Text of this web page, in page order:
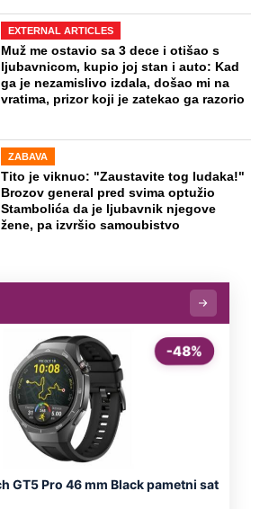
EXTERNAL ARTICLES
Muž me ostavio sa 3 dece i otišao s
ljubavnicom, kupio joj stan i auto: Kad
ga je nezamislivo izdala, došao mi na
vratima, prizor koji je zatekao ga razorio
ZABAVA
Tito je viknuo: "Zaustavite tog ludaka!"
Brozov general pred svima optužio
Stambolića da je ljubavnik njegove
žene, pa izvršio samoubistvo